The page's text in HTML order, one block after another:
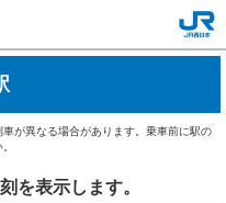
が異なる場合があります。乗車前に駅の
を表示します。